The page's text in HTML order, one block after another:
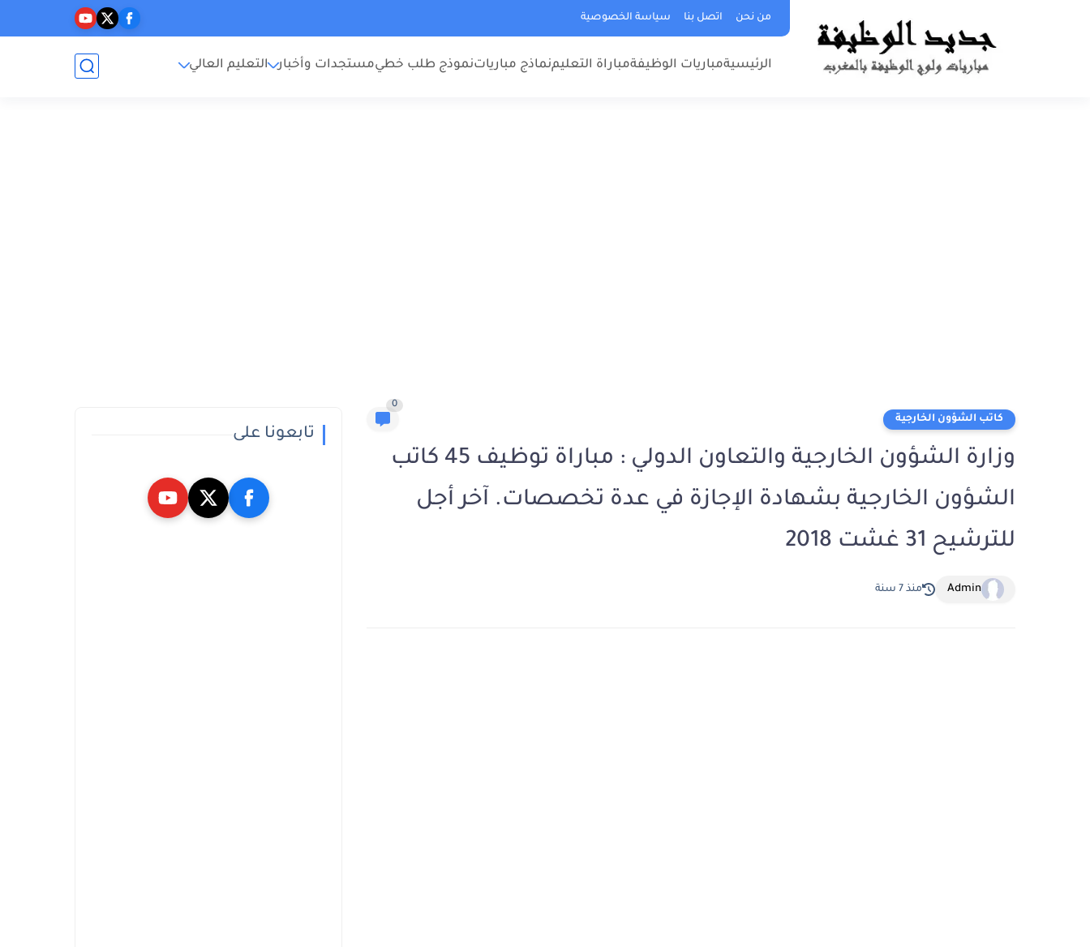
من نحن اتصل بنا سياسة الخصوصية
الرئيسيةمباريات الوظيفةمباراة التعليمنماذج مبارياتنموذج طلب خطيمستجدات وأخبار التعليم العالي
كاتب الشؤون الخارجية
0
وزارة الشؤون الخارجية والتعاون الدولي : مباراة توظيف 45 كاتب
الشؤون الخارجية بشهادة الإجازة في عدة تخصصات. آخر أجل
للترشيح 31 غشت 2018
Admin منذ 7 سنة
تابعونا على